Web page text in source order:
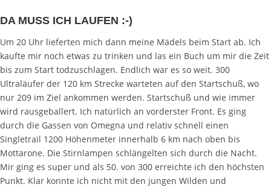
DA MUSS ICH LAUFEN :-)
Um 20 Uhr lieferten mich dann meine Mädels beim Start ab. Ich
kaufte mir noch etwas zu trinken und las ein Buch um mir die Zeit
bis zum Start todzuschlagen. Endlich war es so weit. 300
Ultraläufer der 120 km Strecke warteten auf den Startschuß, wo
nur 209 im Ziel ankommen werden. Startschuß und wie immer
wird rausgeballert. Ich natürlich an vorderster Front. Es ging
durch die Gassen von Omegna und relativ schnell einen
Singletrail 1200 Höhenmeter innerhalb 6 km nach oben bis
Mottarone. Die Stirnlampen schlängelten sich durch die Nacht.
Mir ging es super und als 50. von 300 erreichte ich den höchsten
Punkt. Klar konnte ich nicht mit den jungen Wilden und